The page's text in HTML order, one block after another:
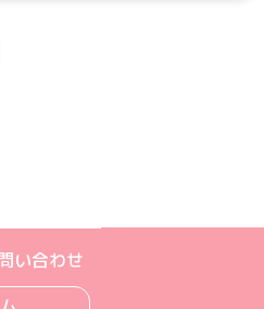
ト
い合わせ